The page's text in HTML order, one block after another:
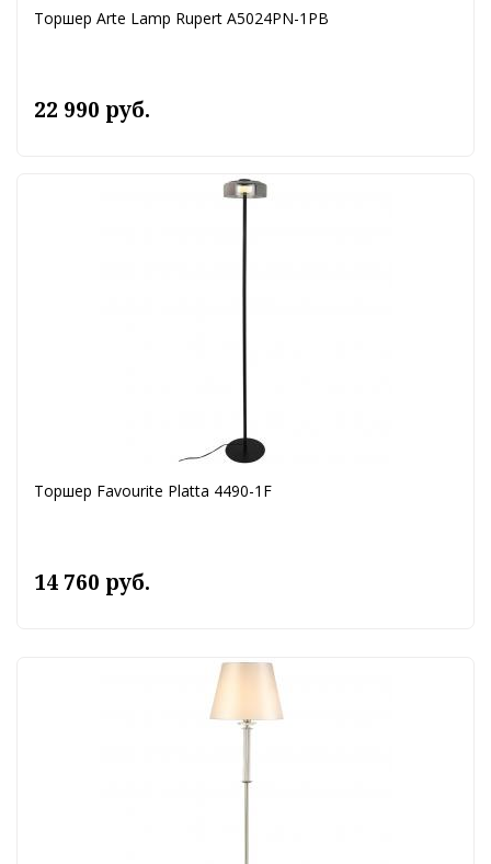
Торшер Arte Lamp Rupert A5024PN-1PB
22 990 руб.
Торшер Favourite Platta 4490-1F
14 760 руб.